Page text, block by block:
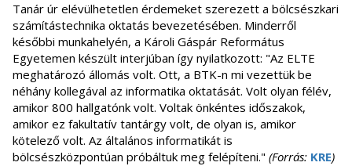
Tanár úr elévülhetetlen érdemeket szerezett a bölcsészkari
számítástechnika oktatás bevezetésében. Minderről
későbbi munkahelyén, a Károli Gáspár Református
Egyetemen készült interjúban így nyilatkozott: "Az ELTE
meghatározó állomás volt. Ott, a BTK-n mi vezettük be
néhány kollegával az informatika oktatását. Volt olyan félév,
amikor 800 hallgatónk volt. Voltak önkéntes időszakok,
amikor ez fakultatív tantárgy volt, de olyan is, amikor
kötelező volt. Az általános informatikát is
bölcsészközpontúan próbáltuk meg felépíteni." (Forrás: KRE)